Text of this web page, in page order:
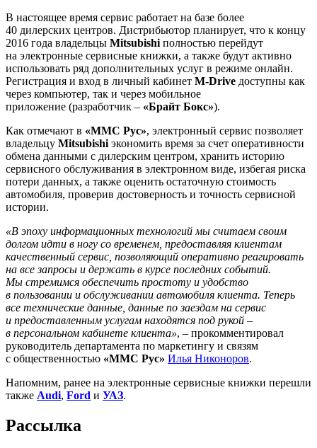
В настоящее время сервис работает на базе более
40 дилерских центров. Дистрибьютор планирует, что к концу
2016 года владельцы Mitsubishi полностью перейдут
на электронные сервисные книжки, а также будут активно
использовать ряд дополнительных услуг в режиме онлайн.
Регистрация и вход в личный кабинет M-Drive доступны как
через компьютер, так и через мобильное
приложение (разработчик – «Брайт Бокс»).
Как отмечают в «ММС Рус», электронный сервис позволяет
владельцу Mitsubishi экономить время за счет оперативности
обмена данными с дилерским центром, хранить историю
сервисного обслуживания в электронном виде, избегая риска
потери данных, а также оценить остаточную стоимость
автомобиля, проверив достоверность и точность сервисной
истории.
«В эпоху информационных технологий мы считаем своим
долгом идти в ногу со временем, предоставляя клиентам
качественный сервис, позволяющий оперативно реагировать
на все запросы и держать в курсе последних событий.
Мы стремимся обеспечить простоту и удобство
в пользовании и обслуживании автомобиля клиента. Теперь
все технические данные, данные по заездам на сервис
и предоставленным услугам находятся под рукой –
в персональном кабинете клиента», – прокомментировал
руководитель департамента по маркетингу и связям
с общественностью «ММС Рус» Илья Никоноров.
Напомним, ранее на электронные сервисные книжки перешли
также Audi, Ford и УАЗ.
Рассылка